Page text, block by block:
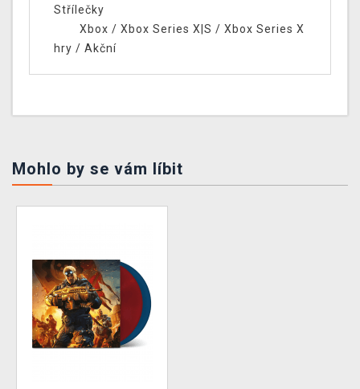
Střílečky
Xbox / Xbox Series X|S / Xbox Series X
hry / Akční
Mohlo by se vám líbit